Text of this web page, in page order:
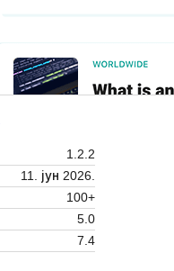
1.2.2
11. јун 2026.
100+
5.0
7.4